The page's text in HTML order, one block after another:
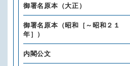
御署名原本（大正）
御署名原本（昭和［～昭和２１
年］）
内閣公文